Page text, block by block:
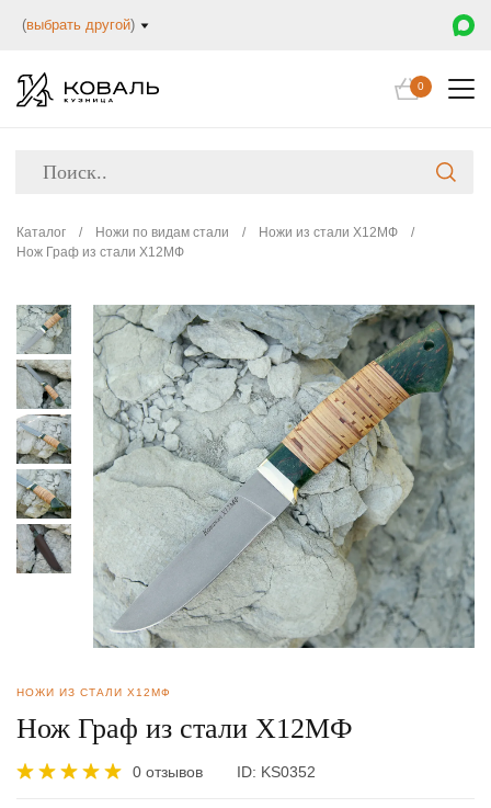
(выбрать другой)
0
Каталог / Ножи по видам стали / Ножи из стали Х12МФ
/
Нож Граф из стали Х12МФ
НОЖИ ИЗ СТАЛИ Х12МФ
Нож Граф из стали Х12МФ
0 отзывов ID: KS0352